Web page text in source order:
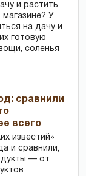
и растить
У
на дачу и
готовую
соленья
сравнили
всего
известий»
и сравнили,
— от